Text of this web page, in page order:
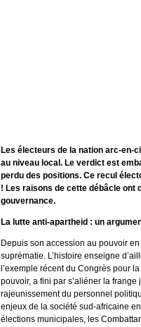
Les électeurs de la nation arc-en-
au niveau local. Le verdict est
perdu des positions. Ce recul
! Les raisons de cette débâcle ont
gouvernance.
La lutte anti-apartheid : un
Depuis son accession au pouvoir
suprématie. L’histoire enseigne
l’exemple récent du Congrès pour
pouvoir, a fini par s’aliéner la
rajeunissement du personnel
enjeux de la société sud-africaine
élections municipales, les